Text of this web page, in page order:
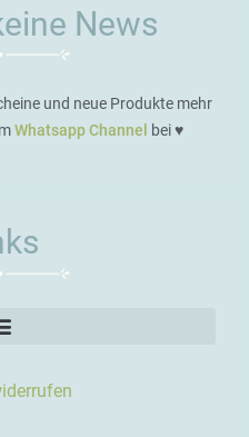
News
und neue Produkte mehr
Whatsapp Channel bei ♥️